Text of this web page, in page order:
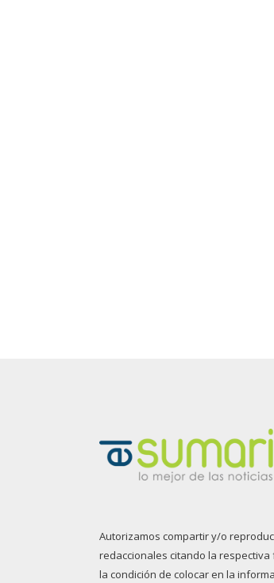
Autorizamos compartir y/o
redaccionales citando la respectiva
la condición de colocar en la